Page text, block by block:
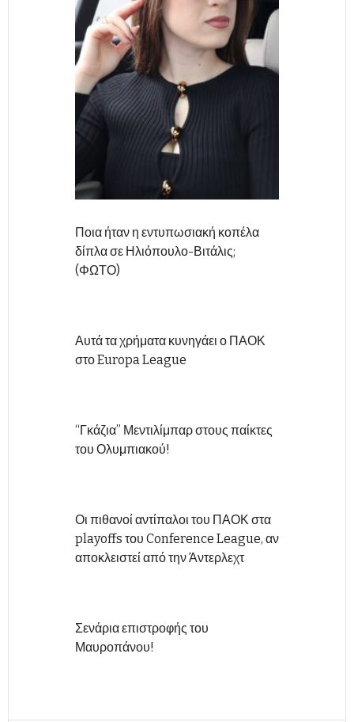
Ποια ήταν η εντυπωσιακή κοπέλα
δίπλα σε Ηλιόπουλο-Βιτάλις;
(ΦΩΤΟ)
Αυτά τα χρήματα κυνηγάει ο ΠΑΟΚ
στο Europa League
“Γκάζια” Μεντιλίμπαρ στους παίκτες
του Ολυμπιακού!
Οι πιθανοί αντίπαλοι του ΠΑΟΚ στα
playoffs του Conference League, αν
αποκλειστεί από την Άντερλεχτ
Σενάρια επιστροφής του
Μαυροπάνου!